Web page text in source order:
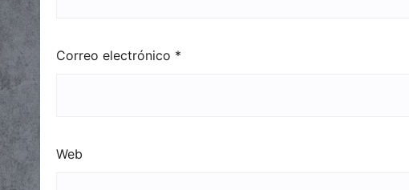
Correo electrónico *
Web